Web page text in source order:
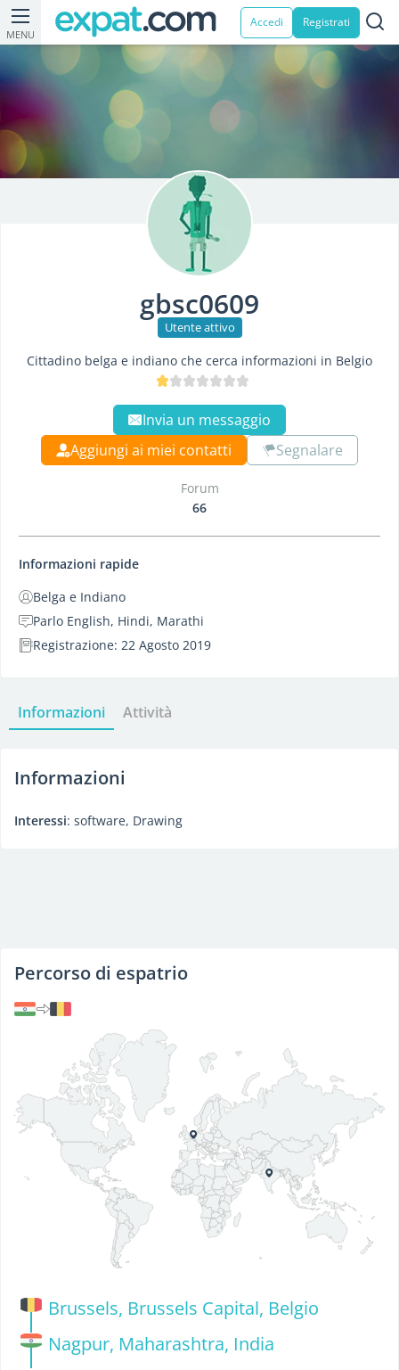
MENU
Accedi Registrati
gbsc0609
Utente attivo
Cittadino belga e indiano che cerca informazioni in Belgio
Invia un messaggio
Aggiungi ai miei contatti
Segnalare
Forum
66
Informazioni rapide
Belga e Indiano
Parlo English, Hindi, Marathi
Registrazione: 22 Agosto 2019
Informazioni Attività
Informazioni
Interessi: software, Drawing
Percorso di espatrio
Brussels, Brussels Capital, Belgio
Nagpur, Maharashtra, India